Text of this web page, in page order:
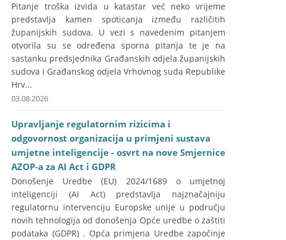
Pitanje troška izvida u katastar već neko vrijeme
predstavlja kamen spoticanja između različitih
županijskih sudova. U vezi s navedenim pitanjem
otvorila su se određena sporna pitanja te je na
sastanku predsjednika Građanskih odjela županijskih
sudova i Građanskog odjela Vrhovnog suda Republike
Hrv...
03.08.2026
Upravljanje regulatornim rizicima i
odgovornost organizacija u primjeni sustava
umjetne inteligencije - osvrt na nove Smjernice
AZOP-a za AI Act i GDPR
Donošenje Uredbe (EU) 2024/1689 o umjetnoj
inteligenciji (AI Act) predstavlja najznačajniju
regulatornu intervenciju Europske unije u području
novih tehnologija od donošenja Opće uredbe o zaštiti
podataka (GDPR) . Opća primjena Uredbe započinje